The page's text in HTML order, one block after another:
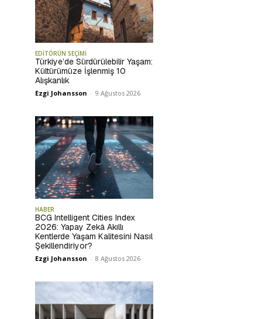
EDİTÖRÜN SEÇİMİ
Türkiye’de Sürdürülebilir Yaşam:
Kültürümüze İşlenmiş 10
Alışkanlık
Ezgi Johansson - 9 Ağustos 2026
HABER
BCG Intelligent Cities Index
2026: Yapay Zekâ Akıllı
Kentlerde Yaşam Kalitesini Nasıl
Şekillendiriyor?
Ezgi Johansson - 8 Ağustos 2026